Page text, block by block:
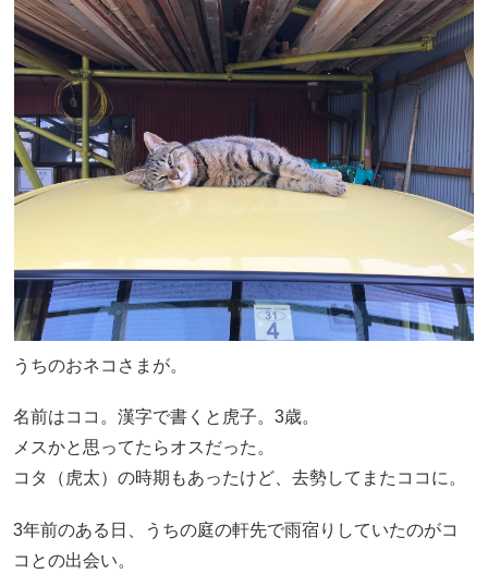
うちのおネコさまが。
名前はココ。漢字で書くと虎子。3歳。
メスかと思ってたらオスだった。
コタ（虎太）の時期もあったけど、去勢してまたココに。
3年前のある日、うちの庭の軒先で雨宿りしていたのがコ
コとの出会い。